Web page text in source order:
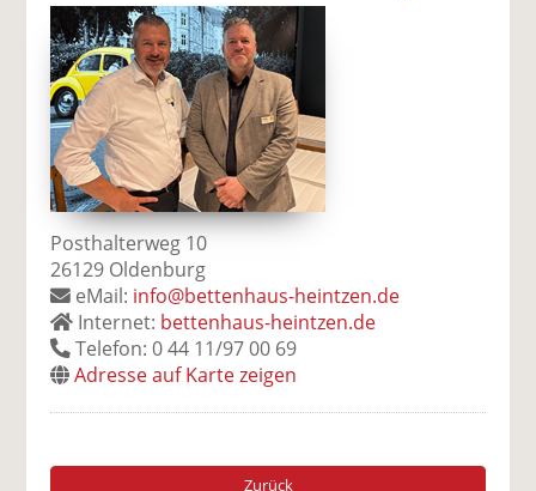
Posthalterweg 10
26129 Oldenburg
eMail: info@bettenhaus-heintzen.de
Internet: bettenhaus-heintzen.de
Telefon: 0 44 11/97 00 69
Adresse auf Karte zeigen
Zurück